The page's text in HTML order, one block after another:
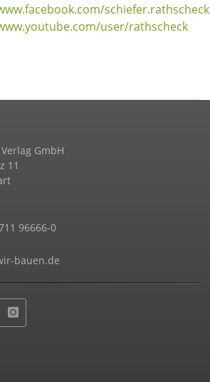
schiefer.rathscheck
user/rathscheck
GmbH
11
96666-0
bauen.de